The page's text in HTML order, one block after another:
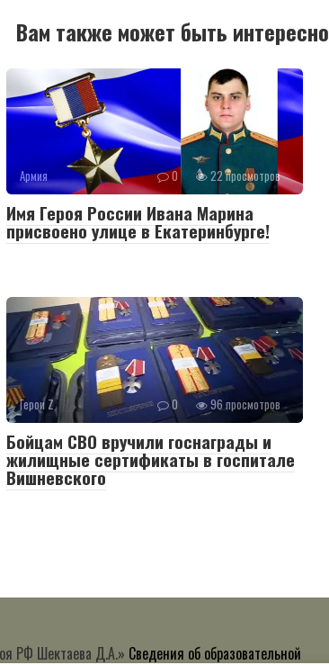
Вам также может быть интересно
Армия 0 22 просмотров
Имя Героя России Ивана Марина
присвоено улице в Екатеринбурге!
Герои Z 0 96 просмотров
Бойцам СВО вручили госнаграды и
жилищные сертификаты в госпитале
Вишневского
РФ Шектаева Д.А.» Сведения об образовательной